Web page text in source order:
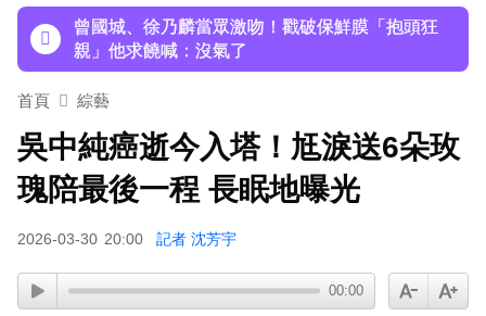
曾國城、徐乃麟當眾激吻！戳破保鮮膜「抱頭狂
親」他求饒喊：沒氣了
日傳奇女星辭世！兒子曝「最後時刻」：如沉睡般
下載東森App，隨時掌握天下大小事！
秀超狂腹肌
首頁 綜藝
吳中純癌逝今入塔！尪淚送6朵玫
瑰陪最後一程 長眠地曝光
2026-03-30 20:00 記者 沈芳宇
00:00